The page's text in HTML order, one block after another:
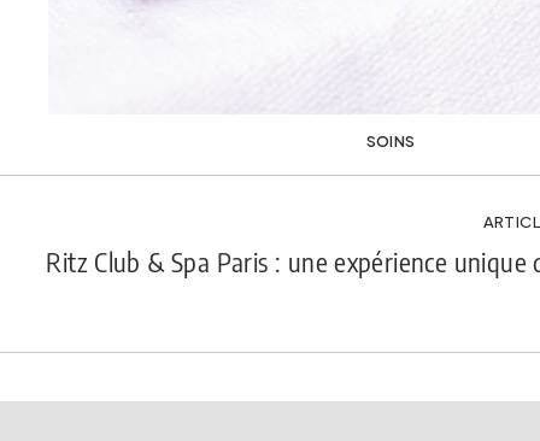
SOINS
Ritz Club & Spa Paris : une expérience unique